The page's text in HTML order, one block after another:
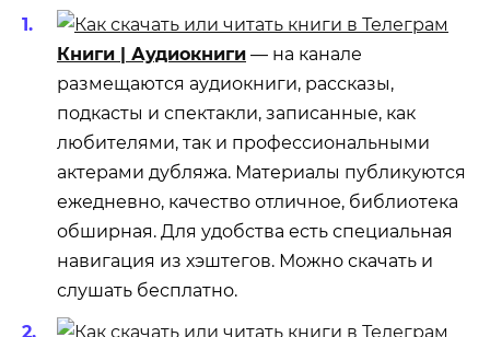
Книги | Аудиокниги — на канале
размещаются аудиокниги, рассказы,
подкасты и спектакли, записанные, как
любителями, так и профессиональными
актерами дубляжа. Материалы публикуются
ежедневно, качество отличное, библиотека
обширная. Для удобства есть специальная
навигация из хэштегов. Можно скачать и
слушать бесплатно.